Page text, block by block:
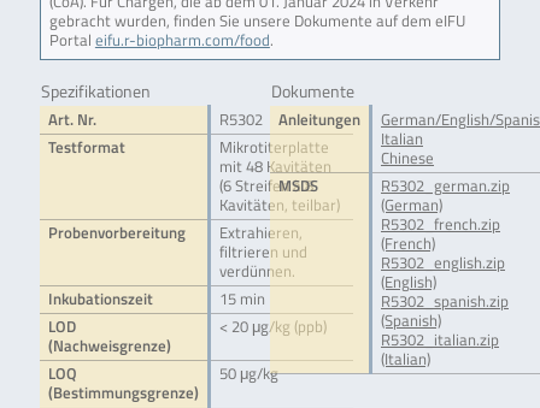
gebracht wurden, finden Sie unsere Dokumente auf dem eIFU
Portal eifu.r-biopharm.com/food.
Spezifikationen
Art. Nr.
R5302
Testformat
Mikrotiterplatte
mit 48 Kavitäten
(6 Streifen à 8
Kavitäten, teilbar)
Probenvorbereitung
Extrahieren,
filtrieren und
verdünnen.
Inkubationszeit
15 min
LOD
(Nachweisgrenze)
< 20 μg/kg (ppb)
LOQ
(Bestimmungsgrenze)
50 μg/kg
Dokumente
Anleitungen
German/English/
Italian
Chinese
MSDS
R5302_german.zip
(German)
R5302_french.zip
(French)
R5302_english.zip
(English)
R5302_spanish.zip
(Spanish)
R5302_italian.zip
(Italian)